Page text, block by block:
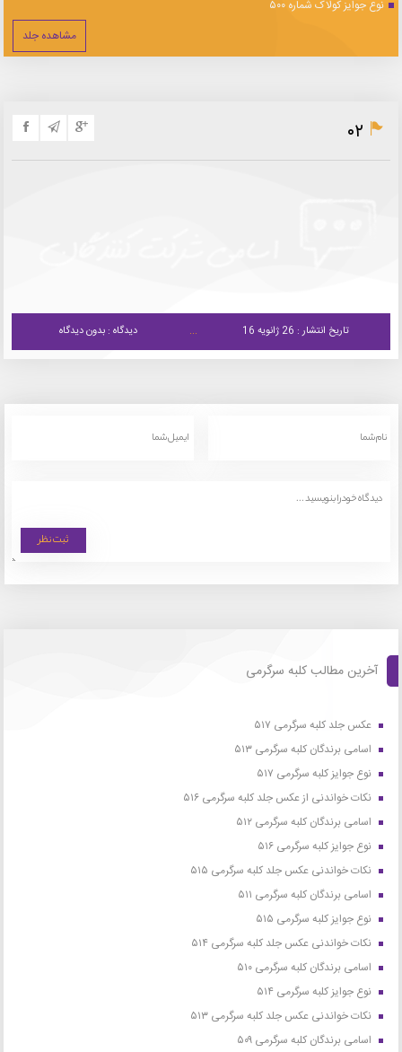
نوع جوایز کولاک شماره ۵۰۰
مشاهده جلد
۰۲
تاریخ انتشار : 26 ژانویه 16 دیدگاه : بدون دیدگاه
آخرین مطالب کلبه سرگرمی
عکس جلد کلبه سرگرمی ۵۱۷
اسامی برندگان کلبه سرگرمی ۵۱۳
نوع جوایز کلبه سرگرمی ۵۱۷
نکات خواندنی از عکس جلد کلبه سرگرمی ۵۱۶
اسامی برندگان کلبه سرگرمی ۵۱۲
نوع جوایز کلبه سرگرمی ۵۱۶
نکات خواندنی عکس جلد کلبه سرگرمی ۵۱۵
اسامی برندگان کلبه سرگرمی ۵۱۱
نوع جوایز کلبه سرگرمی ۵۱۵
نکات خواندنی عکس جلد کلبه سرگرمی ۵۱۴
اسامی برندگان کلبه سرگرمی ۵۱۰
نوع جوایز کلبه سرگرمی ۵۱۴
نکات خواندنی عکس جلد کلبه سرگرمی ۵۱۳
اسامی برندگان کلبه سرگرمی ۵۰۹